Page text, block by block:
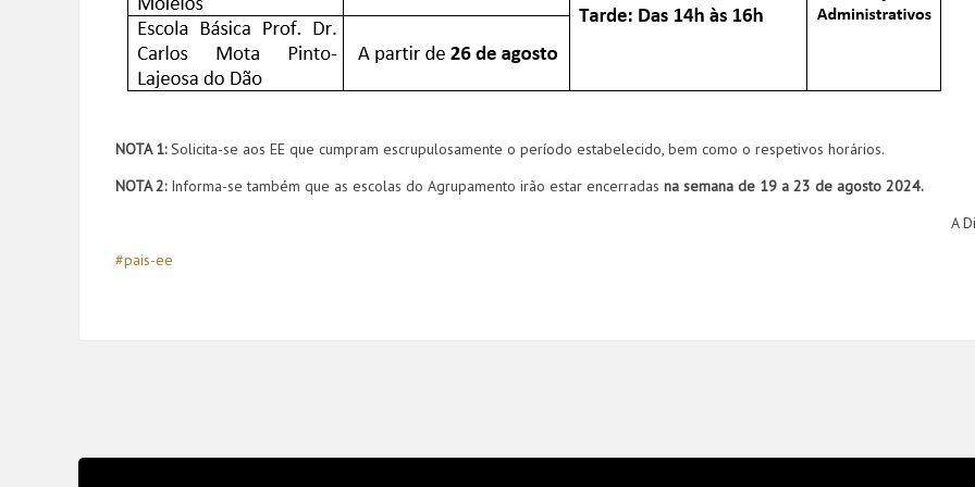
NOTA 1:Solicita-se aos EE que cumpram escrupulosamente o período estabelecido, bem como o respetivos horários.
NOTA 2:Informa-se também que as escolas do Agrupamento irão estar encerradas na semana de 19 a 23 de agosto 2024.
A
#pais-ee